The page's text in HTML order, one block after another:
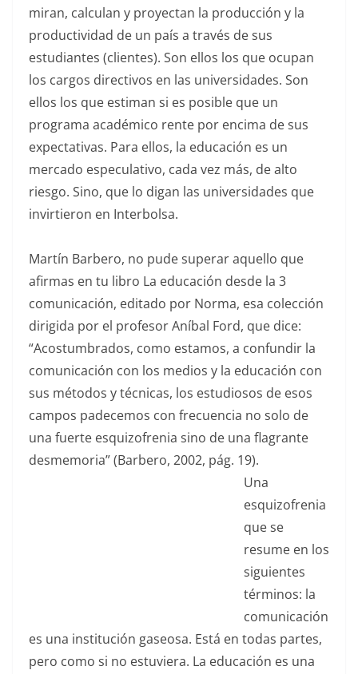
miran, calculan y proyectan la producción y la
productividad de un país a través de sus
estudiantes (clientes). Son ellos los que ocupan
los cargos directivos en las universidades. Son
ellos los que estiman si es posible que un
programa académico rente por encima de sus
expectativas. Para ellos, la educación es un
mercado especulativo, cada vez más, de alto
riesgo. Sino, que lo digan las universidades que
invirtieron en Interbolsa.
Martín Barbero, no pude superar aquello que
afirmas en tu libro La educación desde la 3
comunicación, editado por Norma, esa colección
dirigida por el profesor Aníbal Ford, que dice:
“Acostumbrados, como estamos, a confundir la
comunicación con los medios y la educación con
sus métodos y técnicas, los estudiosos de esos
campos padecemos con frecuencia no solo de
una fuerte esquizofrenia sino de una flagrante
desmemoria” (Barbero, 2002, pág. 19).
Una
esquizofrenia
que se
resume en los
siguientes
términos: la
comunicación
es una institución gaseosa. Está en todas partes,
pero como si no estuviera. La educación es una